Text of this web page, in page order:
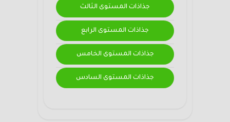
جذاذات المستوى الثالث
جذاذات المستوى الرابع
جذاذات المستوى الخامس
جذاذات المستوى السادس